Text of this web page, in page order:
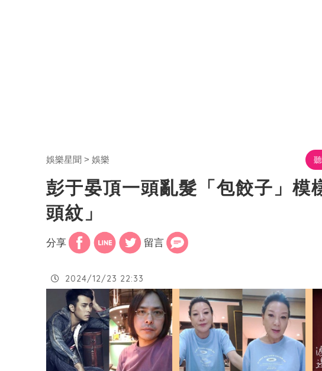
娛樂星聞 娛樂
彭于晏頂一頭亂髮「包餃子」
頭紋」
分享 留言
2024/12/23 22:33